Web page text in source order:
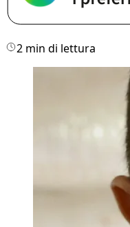
2 min di lettura